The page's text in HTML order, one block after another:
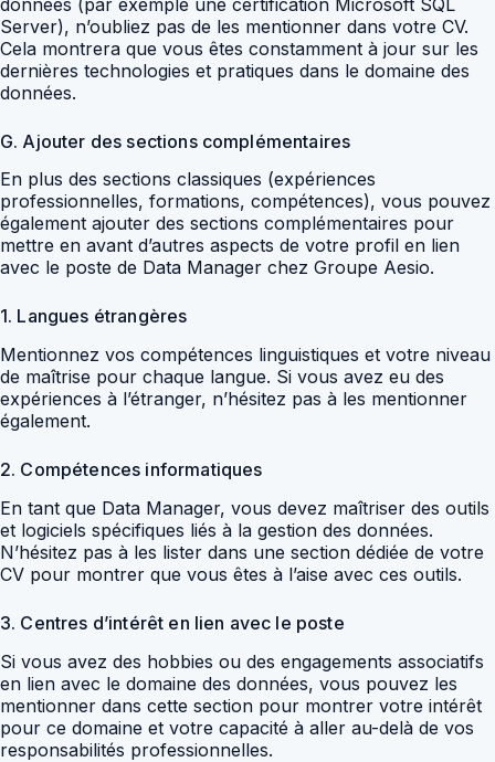
Server), n’oubliez pas de les mentionner dans votre CV.
Cela montrera que vous êtes constamment à jour sur les
dernières technologies et pratiques dans le domaine des
données.
G. Ajouter des sections complémentaires
En plus des sections classiques (expériences
professionnelles, formations, compétences), vous pouvez
également ajouter des sections complémentaires pour
mettre en avant d’autres aspects de votre profil en lien
avec le poste de Data Manager chez Groupe Aesio.
1. Langues étrangères
Mentionnez vos compétences linguistiques et votre niveau
de maîtrise pour chaque langue. Si vous avez eu des
expériences à l’étranger, n’hésitez pas à les mentionner
également.
2. Compétences informatiques
En tant que Data Manager, vous devez maîtriser des outils
et logiciels spécifiques liés à la gestion des données.
N’hésitez pas à les lister dans une section dédiée de votre
CV pour montrer que vous êtes à l’aise avec ces outils.
3. Centres d’intérêt en lien avec le poste
Si vous avez des hobbies ou des engagements associatifs
en lien avec le domaine des données, vous pouvez les
mentionner dans cette section pour montrer votre intérêt
pour ce domaine et votre capacité à aller au-delà de vos
responsabilités professionnelles.